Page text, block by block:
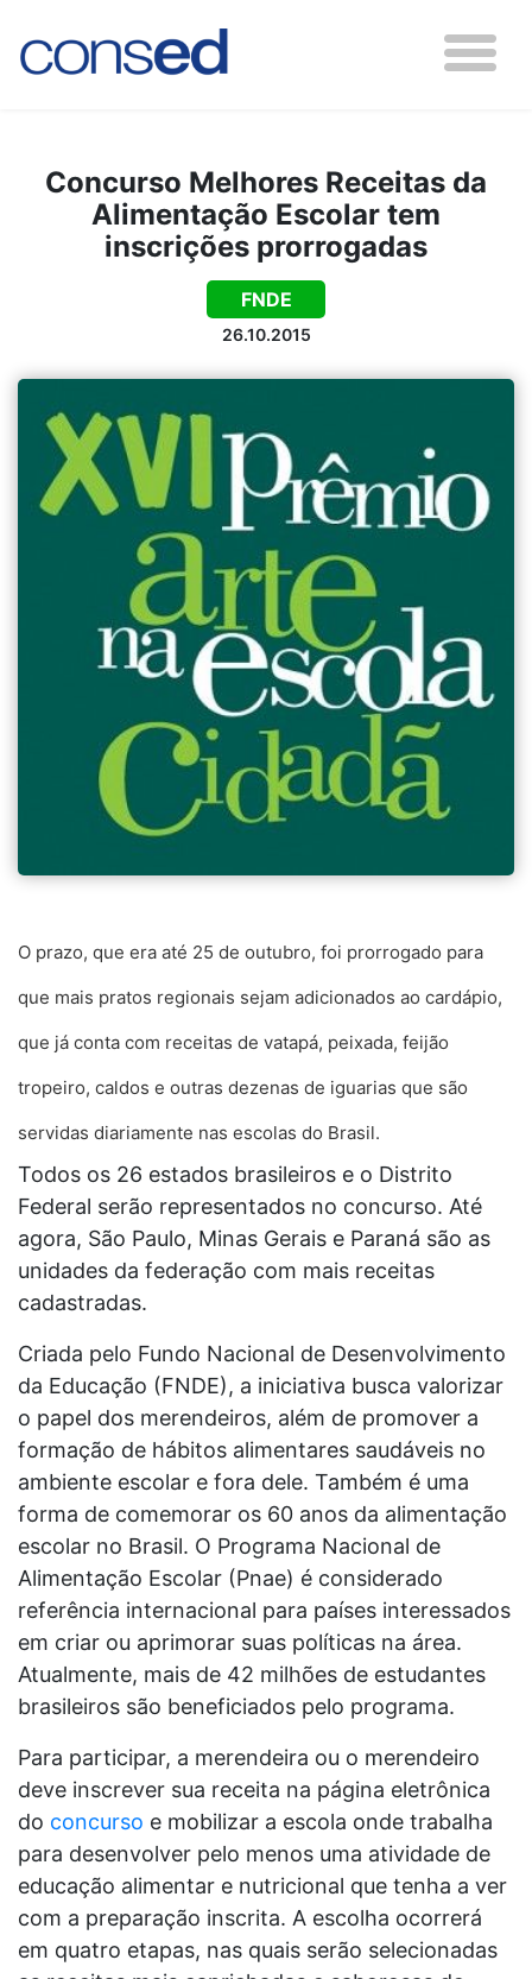
Concurso Melhores Receitas da
Alimentação Escolar tem
inscrições prorrogadas
FNDE
26.10.2015
O prazo, que era até 25 de outubro, foi prorrogado para
que mais pratos regionais sejam adicionados ao cardápio,
que já conta com receitas de vatapá, peixada, feijão
tropeiro, caldos e outras dezenas de iguarias que são
servidas diariamente nas escolas do Brasil.
Todos os 26 estados brasileiros e o Distrito
Federal serão representados no concurso. Até
agora, São Paulo, Minas Gerais e Paraná são as
unidades da federação com mais receitas
cadastradas.
Criada pelo Fundo Nacional de Desenvolvimento
da Educação (FNDE), a iniciativa busca valorizar
o papel dos merendeiros, além de promover a
formação de hábitos alimentares saudáveis no
ambiente escolar e fora dele. Também é uma
forma de comemorar os 60 anos da alimentação
escolar no Brasil. O Programa Nacional de
Alimentação Escolar (Pnae) é considerado
referência internacional para países interessados
em criar ou aprimorar suas políticas na área.
Atualmente, mais de 42 milhões de estudantes
brasileiros são beneficiados pelo programa.
Para participar, a merendeira ou o merendeiro
deve inscrever sua receita na página eletrônica
do concurso e mobilizar a escola onde trabalha
para desenvolver pelo menos uma atividade de
educação alimentar e nutricional que tenha a ver
com a preparação inscrita. A escolha ocorrerá
em quatro etapas, nas quais serão selecionadas